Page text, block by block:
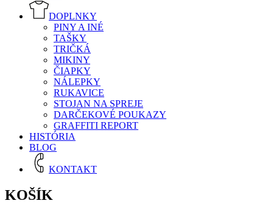
DOPLNKY
PINY A INÉ
TAŠKY
TRIČKÁ
MIKINY
ČIAPKY
NÁLEPKY
RUKAVICE
STOJAN NA SPREJE
DARČEKOVÉ POUKAZY
GRAFFITI REPORT
HISTÓRIA
BLOG
KONTAKT
KOŠÍK